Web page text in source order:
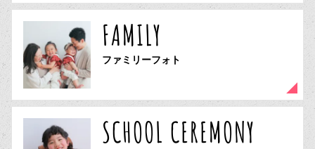
FAMILY
ファミリーフォト
SCHOOL CEREMONY